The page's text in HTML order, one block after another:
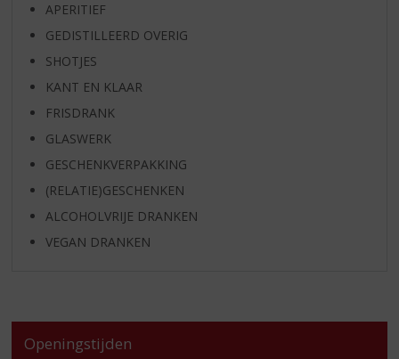
APERITIEF
GEDISTILLEERD OVERIG
SHOTJES
KANT EN KLAAR
FRISDRANK
GLASWERK
GESCHENKVERPAKKING
(RELATIE)GESCHENKEN
ALCOHOLVRIJE DRANKEN
VEGAN DRANKEN
Openingstijden